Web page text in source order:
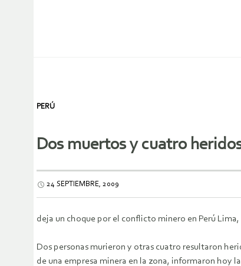
PERÚ
Dos muertos y cuatro
24 SEPTIEMBRE, 2009
deja un choque por el conflicto minero en Perú Lima,
Dos personas murieron y otras cuatro resultaron
de una empresa minera en la zona, informaron hoy